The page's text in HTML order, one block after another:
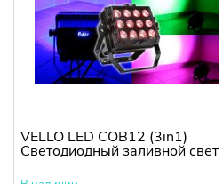
VELLO LED COB12 (3in1)
Светодиодный заливной свет